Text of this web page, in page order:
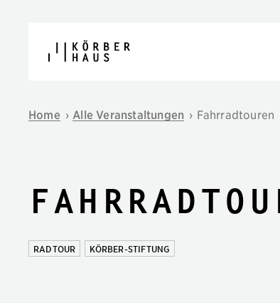
Home › Alle Veranstaltungen › Fahrradtouren
RADTOUR KÖRBER-STIFTUNG